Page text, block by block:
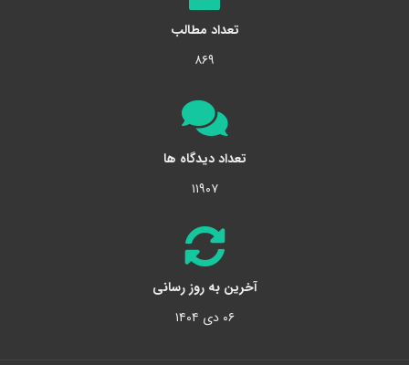
تعداد مطالب
۸۶۹
تعداد دیدگاه ها
۱۱۹۰۷
آخرین به روز رسانی
۰۶ دی ۱۴۰۴